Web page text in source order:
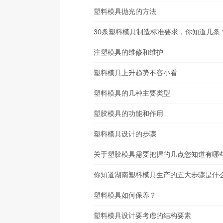
塑料模具抛光的方法
30条塑料模具制造标准要求，你知道几条
注塑模具的维修和维护
塑料模具上升趋势不容小看
塑料模具的几种主要类型
塑胶模具的功能和作用
塑料模具设计的步骤
关于塑胶模具需要把握的几点您知道有哪
你知道湖南塑料模具生产的五大步骤是什
塑料模具如何保养？
塑料模具设计要考虑的结构要素